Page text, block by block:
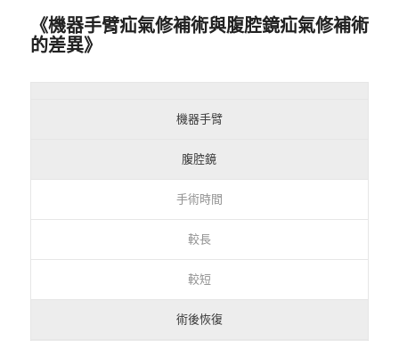
《機器手臂疝氣修補術與腹腔鏡疝氣修補術
的差異》
機器手臂
腹腔鏡
手術時間
較長
較短
術後恢復